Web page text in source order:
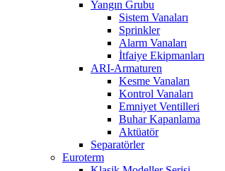
Yangın Grubu
Sistem Vanaları
Sprinkler
Alarm Vanaları
İtfaiye Ekipmanları
ARI-Armaturen
Kesme Vanaları
Kontrol Vanaları
Emniyet Ventilleri
Buhar Kapanlama
Aktüatör
Separatörler
Euroterm